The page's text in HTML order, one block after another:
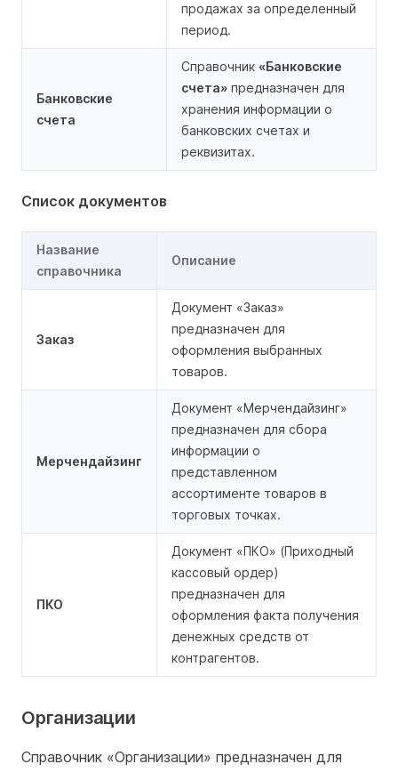
продажах за определенный
период.
Банковские
счета
Справочник «Банковские
счета» предназначен для
хранения информации о
банковских счетах и
реквизитах.
Список документов
Название
справочника
Описание
Заказ
Документ «Заказ»
предназначен для
оформления выбранных
товаров.
Мерчендайзинг
Документ «Мерчендайзинг»
предназначен для сбора
информации о
представленном
ассортименте товаров в
торговых точках.
ПКО
Документ «ПКО» (Приходный
кассовый ордер)
предназначен для
оформления факта получения
денежных средств от
контрагентов.
Организации
Справочник «Организации» предназначен для